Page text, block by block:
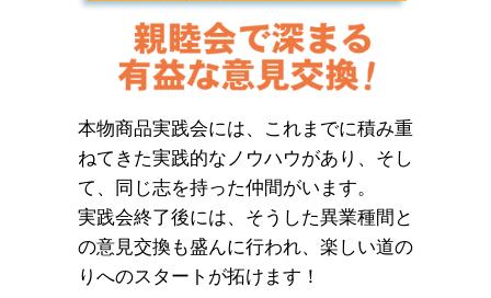
本物商品実践会には、これまでに積み重
ねてきた実践的なノウハウがあり、そし
て、同じ志を持った仲間がいます。
実践会終了後には、そうした異業種間と
の意見交換も盛んに行われ、楽しい道の
りへのスタートが拓けます！